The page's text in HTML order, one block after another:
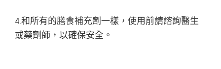
4.和所有的膳食補充劑一樣，使用前請諮詢醫生
或藥劑師，以確保安全。